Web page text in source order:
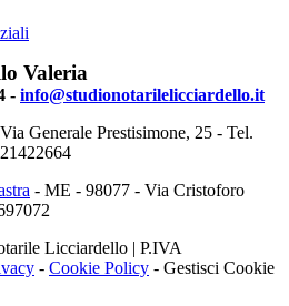
Valeria
- info@studionotarilelicciardello.it
Generale Prestisimone, 25 - Tel.
- ME - 98077 - Via Cristoforo
Licciardello | P.IVA
- Cookie Policy - Gestisci Cookie